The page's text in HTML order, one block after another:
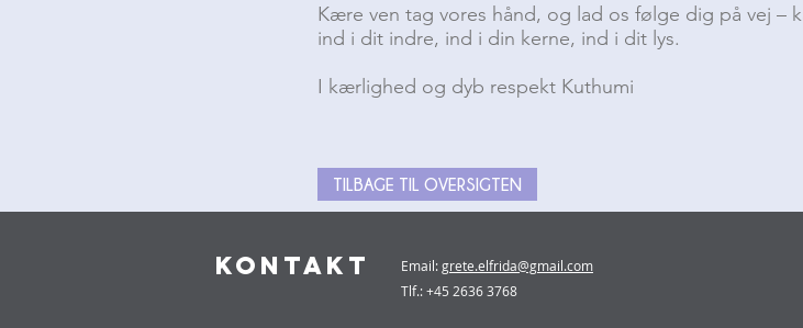
Kære ven tag vores hånd, og lad os følge dig på vej –
ind i dit indre, ind i din kerne, ind i dit lys.
I kærlighed og dyb respekt Kuthumi
TILBAGE TIL OVERSIGTEN
Email:grete.elfrida@gmail.com
Tlf.: +45 2636 3768
KONTAKT